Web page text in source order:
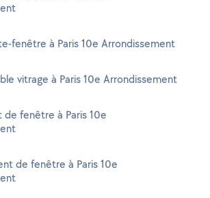
fenêtre à Paris 10e Arrondissement
vitrage à Paris 10e Arrondissement
de fenêtre à Paris 10e
de fenêtre à Paris 10e